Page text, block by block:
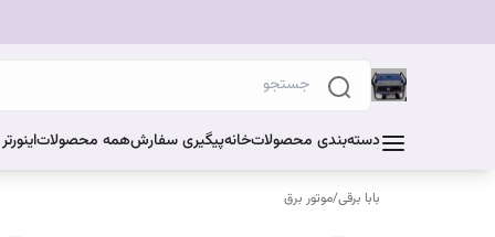
دسته‌بندی محصولاتخانهپیگیری سفارشهمه محصولات
بابا برقی/موتور برق